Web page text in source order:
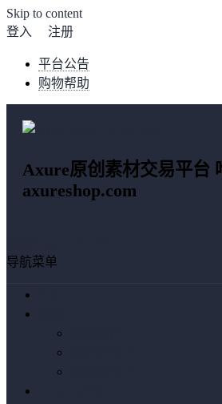
Skip to content
登入
注册
平台公告
购物帮助
Axure原创素材交易平台
axureshop.com
导航菜单